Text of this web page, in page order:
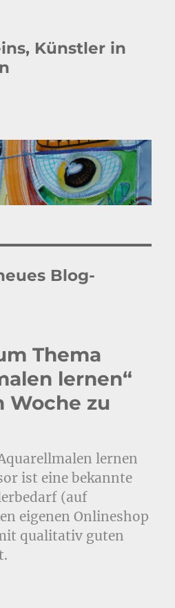
Künstler in
Blog-
Thema
lernen“
Woche zu
lernen
ist eine bekannte
(auf
eigenen Onlineshop
qualitativ guten